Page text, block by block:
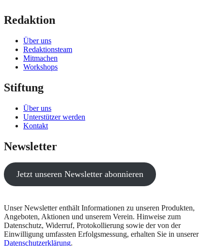
Redaktion
Über uns
Redaktionsteam
Mitmachen
Workshops
Stiftung
Über uns
Unterstützer werden
Kontakt
Newsletter
Jetzt unseren Newsletter abonnieren
Unser Newsletter enthält Informationen zu unseren Produkten,
Angeboten, Aktionen und unserem Verein. Hinweise zum
Datenschutz, Widerruf, Protokollierung sowie der von der
Einwilligung umfassten Erfolgsmessung, erhalten Sie in unserer
Datenschutzerklärung.